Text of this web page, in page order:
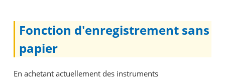
Fonction d'enregistrement sans
papier
En achetant actuellement des instruments